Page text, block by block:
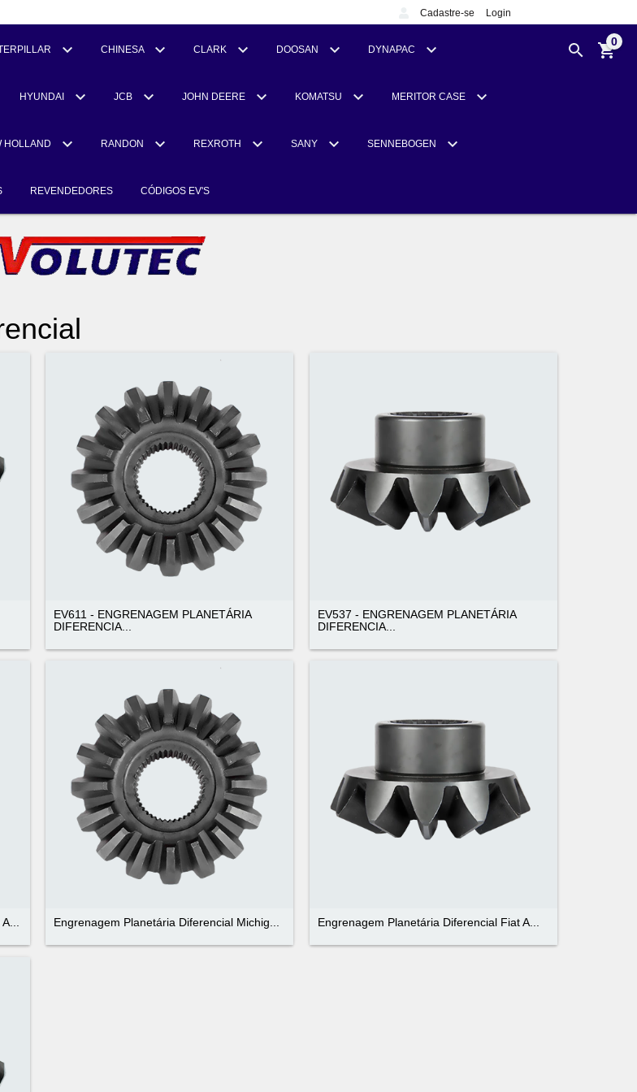
Cadastre-se Login
CHINESA CLARK DOOSAN DYNAPAC
HYUNDAI JCB JOHN DEERE KOMATSU MERITOR CASE
HOLLAND RANDON REXROTH SANY SENNEBOGEN
REVENDEDORES CÓDIGOS EV'S
0
EV611 - ENGRENAGEM PLANETÁRIA
DIFERENCIA...
EV537 - ENGRENAGEM PLANETÁRIA
DIFERENCIA...
Engrenagem Planetária Diferencial Michig... Engrenagem Planetária Diferencial Fiat A...